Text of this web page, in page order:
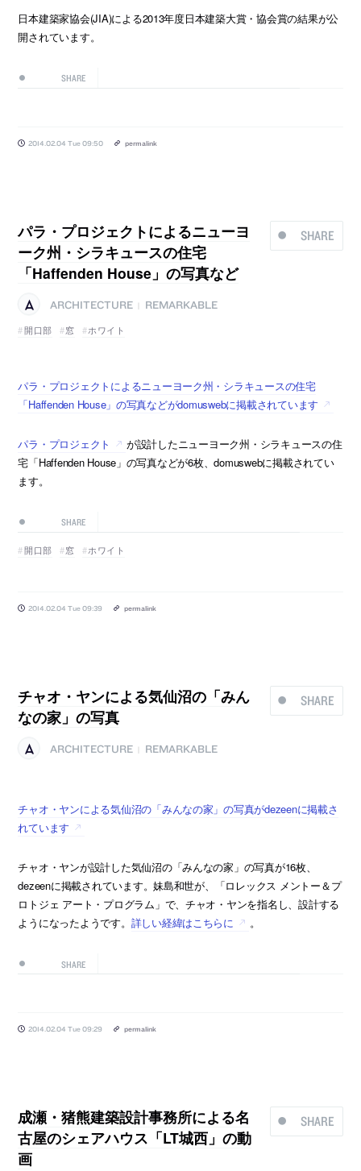
日本建築家協会(JIA)による2013年度日本建築大賞・協会賞の結果が公
開されています。
SHARE
2014.02.04 Tue 09:50 permalink
SHARE
パラ・プロジェクトによるニューヨ
ーク州・シラキュースの住宅
「Haffenden House」の写真など
ARCHITECTURE
REMARKABLE
開口部
窓 ホワイト
パラ・プロジェクトによるニューヨーク州・シラキュースの住宅
「Haffenden House」の写真などがdomuswebに掲載されています
パラ・プロジェクト
が設計したニューヨーク州・シラキュースの住
宅「Haffenden House」の写真などが6枚、domuswebに掲載されてい
ます。
SHARE
開口部 窓 ホワイト
2014.02.04 Tue 09:39 permalink
SHARE
チャオ・ヤンによる気仙沼の「みん
なの家」の写真
ARCHITECTURE REMARKABLE
チャオ・ヤンによる気仙沼の「みんなの家」の写真がdezeenに掲載さ
れています
チャオ・ヤンが設計した気仙沼の「みんなの家」の写真が16枚、
dezeenに掲載されています。妹島和世が、「ロレックス メントー＆プ
ロトジェ アート・プログラム」で、チャオ・ヤンを指名し、設計する
ようになったようです。 詳しい経緯はこちらに 。
SHARE
2014.02.04 Tue 09:29 permalink
SHARE
成瀬・猪熊建築設計事務所による名
古屋のシェアハウス「LT城西」の動
画